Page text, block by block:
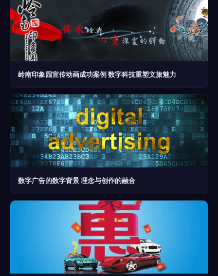
岭南印象园宣传动画成功案例 数字科技重塑文旅魅力
数字广告的数字背景 理念与创作的融合